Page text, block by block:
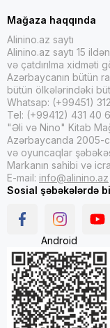
Mağaza haqqında
Alinino.az saytı
Alinino.az saytı 15
və çatdırılma xidməti
Azərbaycanın bütün
bütün ölkələrindəki
Whatsap: (+99451)
Tel: (+99412) 431 40
"Əli və Nino" Kitab
Azərbaycanda 2005-
və oyuncaqlar
Markanın sahibi və
E-mail: info@alinino.az
Sosial şəbəkələrdə
Android